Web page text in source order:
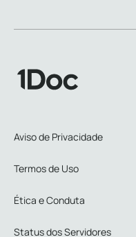
Aviso de Privacidade
Termos de Uso
Ética e Conduta
Status dos Servidores